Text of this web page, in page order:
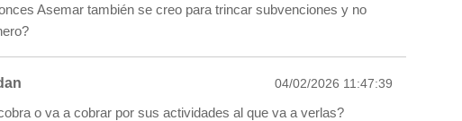
Asemar también se creo para trincar subvenciones y no
04/02/2026 11:47:39
o va a cobrar por sus actividades al que va a verlas?